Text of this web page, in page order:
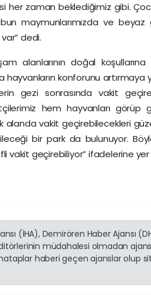
her zaman beklediğimiz gibi.
maymunlarımızda ve
dedi.
alanlarının doğal
hayvanların konforunu artırmaya
gezi sonrasında vakit
hem hayvanları
alanda vakit geçirebilecekleri
bir park da bulunuyor.
vakit geçirebiliyor” ifadelerine yer
(İHA), Demirören Haber Ajansı
müdahalesi olmadan
haberi geçen ajanslar olup